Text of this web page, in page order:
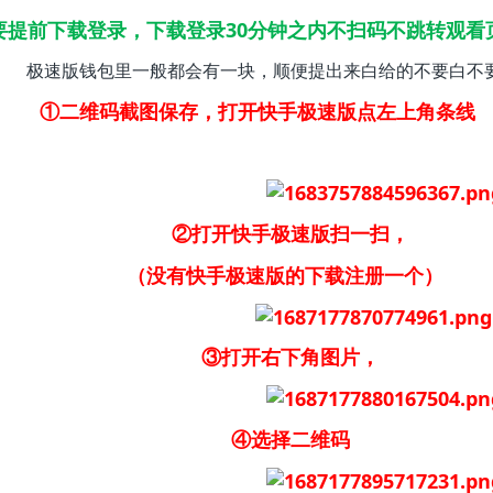
提前下载登录，下载登录30分钟之内不扫码不跳转观看
速版钱包里一般都会有一块，顺便提出来白给的不要白不
①二维码截图保存，打开快手极速版点左上角条线
②打开快手极速版扫一扫，
（没有快手极速版的下载注册一个）
③打开右下角图片，
④选择二维码